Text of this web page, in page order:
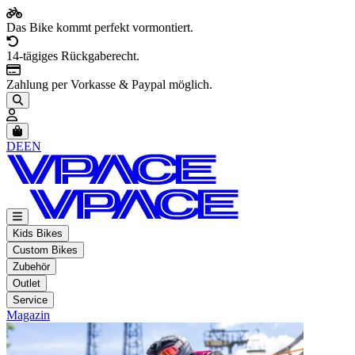
Das Bike kommt perfekt vormontiert.
14-tägiges Rückgaberecht.
Zahlung per Vorkasse & Paypal möglich.
Artikel im Warenkorb, Warenkorb anzeigen
DEEN
Kids Bikes
Custom Bikes
Zubehör
Outlet
Service
Magazin